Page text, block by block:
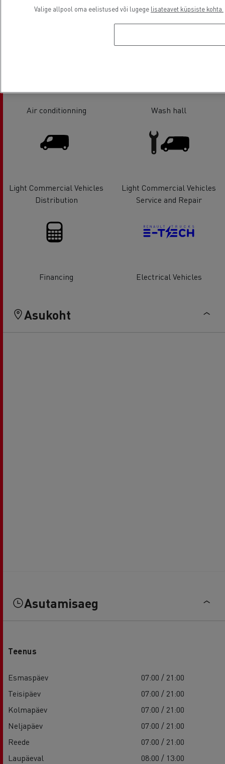
Air conditionning Wash hall
Light Commercial Vehicles
Distribution
Light Commercial Vehicles
Service and Repair
Financing Electrical Vehicles
Asukoht
Asutamisaeg
Teenus
Esmaspäev
07:00 / 21:00
Teisipäev
07:00 / 21:00
Kolmapäev
07:00 / 21:00
Neljapäev
07:00 / 21:00
Reede
07:00 / 21:00
Laupäeval
08:00 / 13:00
Valige allpool oma eelistused või lugege lisateavet küpsiste kohta.